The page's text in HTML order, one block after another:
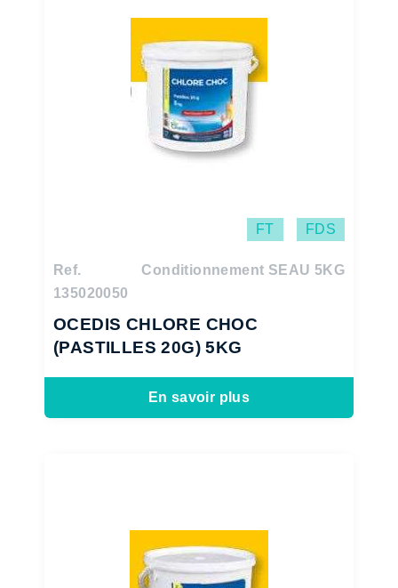
FT FDS
Ref.
135020050
Conditionnement SEAU 5KG
OCEDIS CHLORE CHOC
(PASTILLES 20G) 5KG
En savoir plus